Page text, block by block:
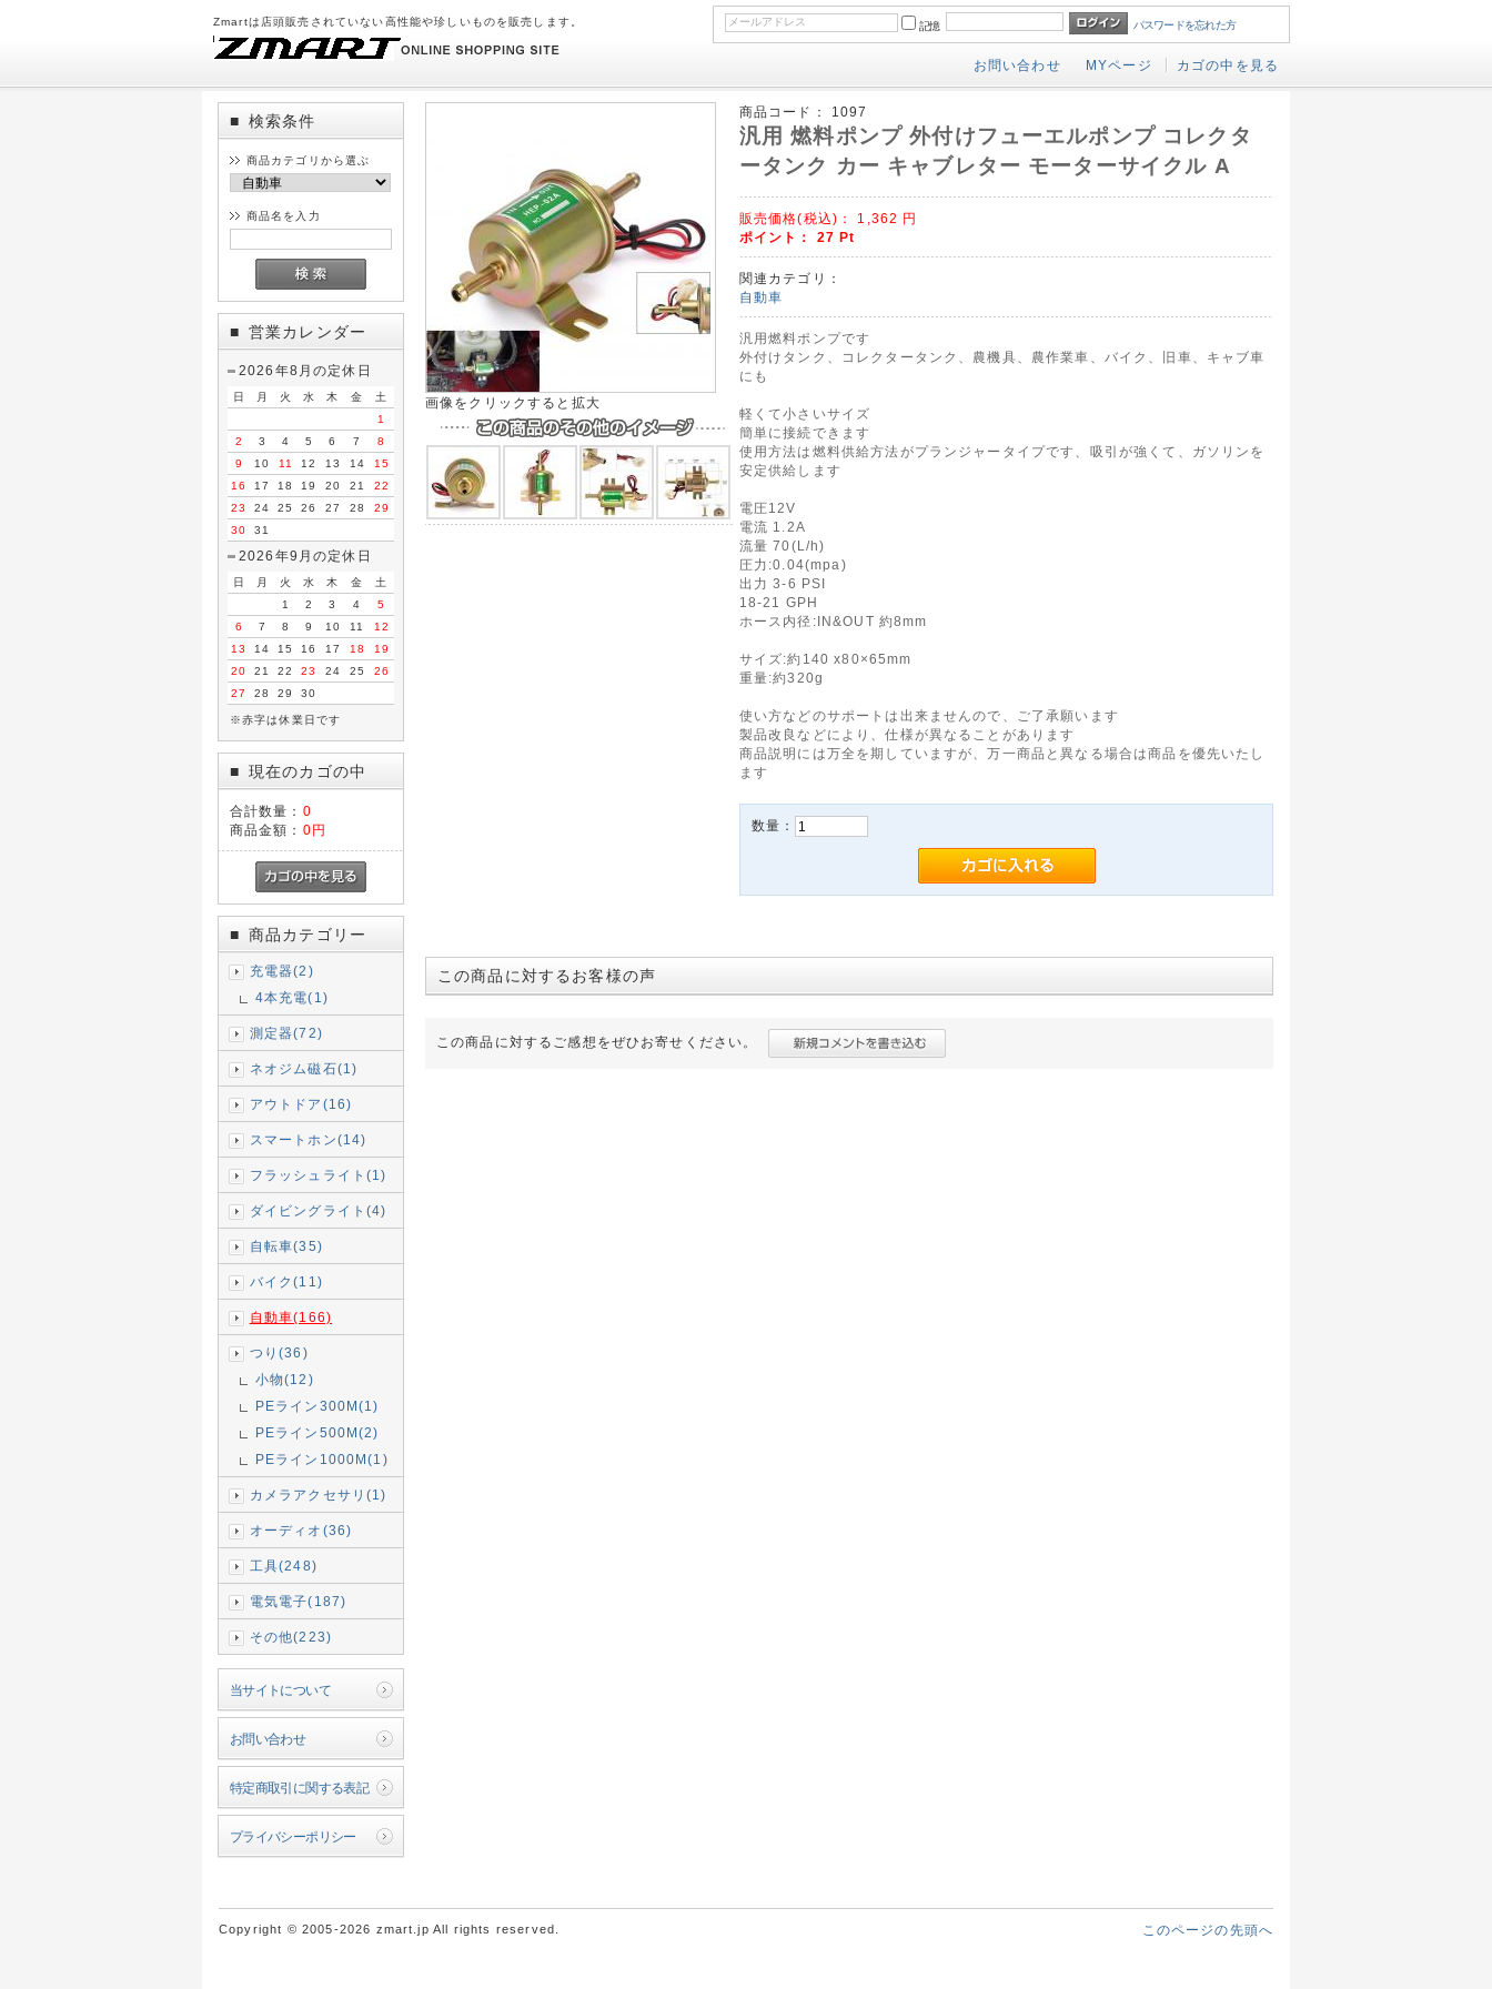
Zmartは店頭販売されていない高性能や珍しいものを販売します。 記憶 パスワードを忘れた方
お問い合わせ MYページ カゴの中を見る
■ 検索条件
商品カテゴリから選ぶ
商品名を入力
■ 営業カレンダー
2026年8月の定休日
日 月 火 水 木 金
土
1
2
3 4 5 6 7
8
9
10 11 12 13 14
15
16
17 18 19 20 21
22
23
24 25 26 27 28
29
30
31
2026年9月の定休日
日 月 火 水 木 金
土
1
2 3 4
5
6
7 8 9 10 11
12
13
14 15 16 17 18
19
20
21 22 23 24 25
26
27
28 29 30
※赤字は休業日です
■ 現在のカゴの中
合計数量： 0
商品金額： 0円
■ 商品カテゴリー
充電器(2)
4本充電(1)
測定器(72)
ネオジム磁石(1)
アウトドア(16)
スマートホン(14)
フラッシュライト(1)
ダイビングライト(4)
自転車(35)
バイク(11)
自動車(166)
つり(36)
小物(12)
PEライン300M(1)
PEライン500M(2)
PEライン1000M(1)
カメラアクセサリ(1)
オーディオ(36)
工具(248)
電気電子(187)
その他(223)
当サイトについて
お問い合わせ
特定商取引に関する表記
プライバシーポリシー
画像をクリックすると拡大
商品コード： 1097
汎用 燃料ポンプ 外付けフューエルポンプ コレクタ
ータンク カー キャブレター モーターサイクル A
販売価格(税込)： 1,362 円
ポイント： 27Pt
関連カテゴリ：
自動車
汎用燃料ポンプです
外付けタンク、コレクタータンク、農機具、農作業車、バイク、旧車、キャブ車
にも
軽くて小さいサイズ
簡単に接続できます
使用方法は燃料供給方法がプランジャータイプです、吸引が強くて、ガソリンを
安定供給します
電圧12V
電流 1.2A
流量 70(L/h)
圧力:0.04(mpa)
出力 3-6 PSI
18-21 GPH
ホース内径:IN&OUT 約8mm
サイズ:約140 x80×65mm
重量:約320g
使い方などのサポートは出来ませんので、ご了承願います
製品改良などにより、仕様が異なることがあります
商品説明には万全を期していますが、万一商品と異なる場合は商品を優先いたし
ます
数量：
この商品に対するお客様の声
この商品に対するご感想をぜひお寄せください。
このページの先頭へ
Copyright © 2005-2026 zmart.jp All rights reserved.